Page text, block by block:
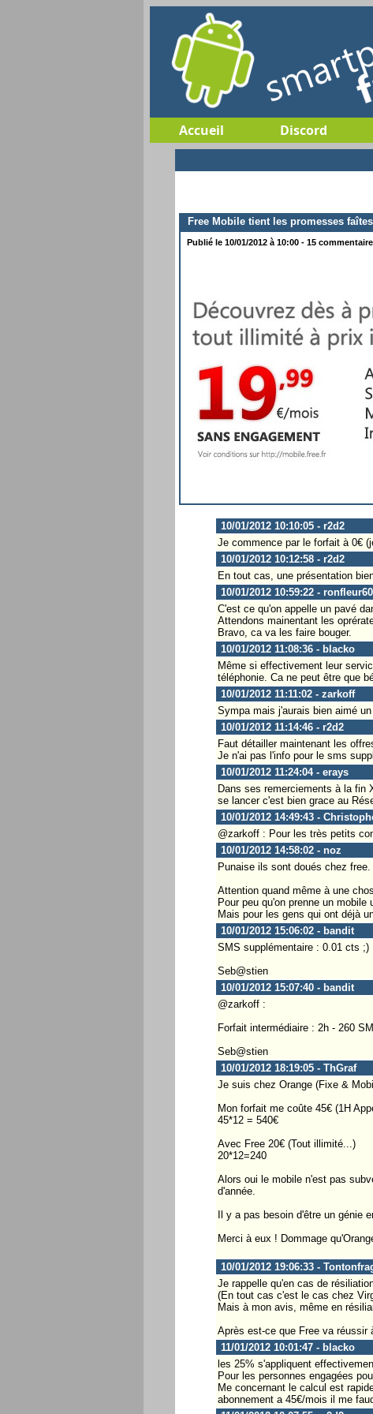
Accueil Discord
Free Mobile tient les promesses
Publié le 10/01/2012 à 10:00 - 15
10/01/2012 10:10:05 - r2d2
Je commence par le forfait à 0€
10/01/2012 10:12:58 - r2d2
En tout cas, une présentation
10/01/2012 10:59:22 - ronfleur60
C'est ce qu'on appelle un pavé
Attendons mainentant les
Bravo, ca va les faire bouger.
10/01/2012 11:08:36 - blacko
Même si effectivement leur
téléphonie. Ca ne peut être que
10/01/2012 11:11:02 - zarkoff
Sympa mais j'aurais bien aimé
10/01/2012 11:14:46 - r2d2
Faut détailler maintenant les
Je n'ai pas l'info pour le sms
10/01/2012 11:24:04 - erays
Dans ses remerciements à la fin
se lancer c'est bien grace au
10/01/2012 14:49:43 -
@zarkoff : Pour les très petits
10/01/2012 14:58:02 - noz
Punaise ils sont doués chez free.
Attention quand même à une
Pour peu qu'on prenne un
Mais pour les gens qui ont déjà
10/01/2012 15:06:02 - bandit
SMS supplémentaire : 0.01 cts ;)
Seb@stien
10/01/2012 15:07:40 - bandit
@zarkoff :
Forfait intermédiaire : 2h - 260
Seb@stien
10/01/2012 18:19:05 - ThGraf
Je suis chez Orange (Fixe &
Mon forfait me coûte 45€ (1H
45*12 = 540€
Avec Free 20€ (Tout illimité...)
20*12=240
Alors oui le mobile n'est pas
d'année.
Il y a pas besoin d'être un génie
Merci à eux ! Dommage
10/01/2012 19:06:33 -
Je rappelle qu'en cas de
(En tout cas c'est le cas chez
Mais à mon avis, même en
Après est-ce que Free va réussir
11/01/2012 10:01:47 - blacko
les 25% s'appliquent
Pour les personnes engagées
Me concernant le calcul est
abonnement a 45€/mois il me